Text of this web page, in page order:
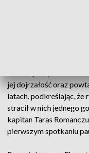
jej dojrzałość oraz
latach, podkreślając, że
stracił w nich jednego
kapitan Taras
pierwszym spotkaniu